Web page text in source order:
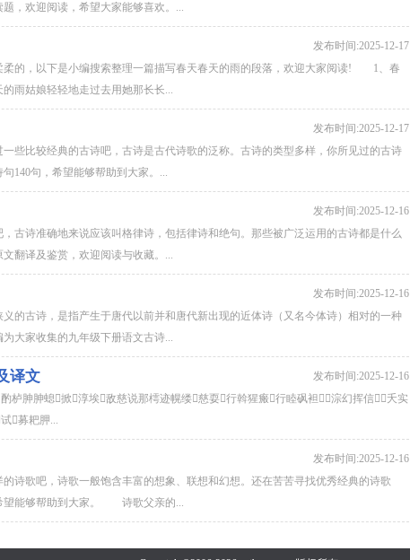
，欢迎阅读，希望大家能够喜欢。...
发布时间:2025-12-17
柔的，以下是小编搜索整理一篇描写春天春天的雨的段落，欢迎大家阅读! 1、春
雨姑娘轻轻地走过去用她那长长...
发布时间:2025-12-17
些比较经典的古诗吧，古诗是古代诗歌的泛称。古诗的类型多样，你所见过的古诗
140句，希望能够帮助到大家。...
发布时间:2025-12-16
古诗准确地来说应该叫格律诗，包括律诗和绝句。那些被广泛运用的古诗都是什么
翻译及鉴赏，欢迎阅读与收藏。...
发布时间:2025-12-16
的古诗，是指产生于唐代以前并和唐代新出现的近体诗（又名今体诗）相对的一种
大家收集的九年级下册语文古诗...
发布时间:2025-12-16
译文
栌胂胂螅掀淳埃敌慈说那樗迹幌缕慈耍行斡猩瘢行睦砜袒淙幻挥信夭实
募耙胛...
发布时间:2025-12-16
诗歌吧，诗歌一般饱含丰富的想象、联想和幻想。还在苦苦寻找优秀经典的诗歌
望能够帮助到大家。 诗歌父亲的...